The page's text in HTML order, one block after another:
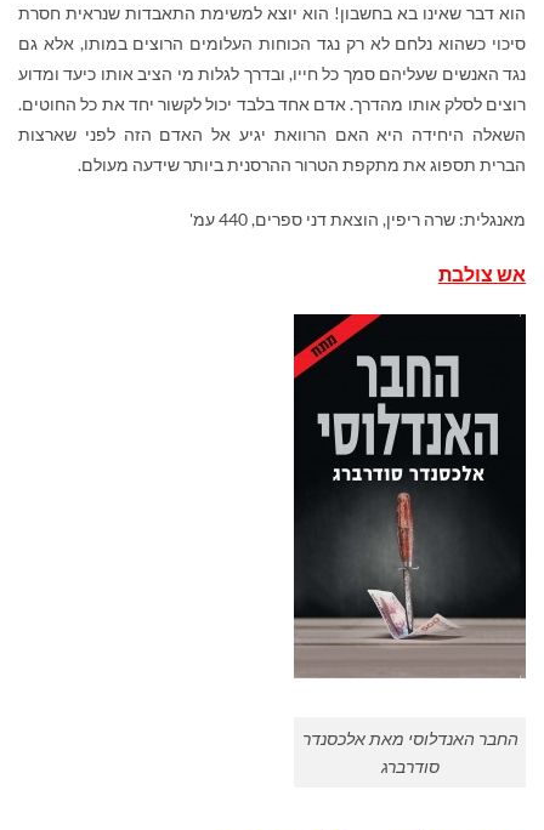
הוא דבר שאינו בא בחשבון! הוא יוצא למשימת התאבדות שנראית חסרת
סיכוי כשהוא נלחם לא רק נגד הכוחות העלומים הרוצים במותו, אלא גם
נגד האנשים שעליהם סמך כל חייו, ובדרך לגלות מי הציב אותו כיעד ומדוע
רוצים לסלק אותו מהדרך. אדם אחד בלבד יכול לקשור יחד את כל החוטים.
השאלה היחידה היא האם הרוואת יגיע אל האדם הזה לפני שארצות
הברית תספוג את מתקפת הטרור ההרסנית ביותר שידעה מעולם.
מאנגלית: שרה ריפין, הוצאת דני ספרים, 440 עמ'
אש צולבת
החבר האנדלוסי מאת אלכסנדר
סודרברג